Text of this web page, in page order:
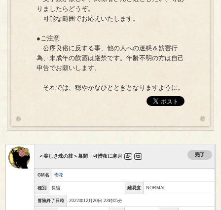
りましたらどうぞ。
可能な範囲でお応えいたします。
●ご注意
公序良俗に反する事、他の人への迷惑＆妨害行
為、未成年の飲酒は厳禁です。年齢不明の方は自己
申告でお願いします。
それでは、穏やかなひとときとなりますように。
＜美しき珠の枝＞幕間 可惜夜に寒月 完了
GM名 壱花
種別 長編 難易度 NORMAL
冒険終了日時 2022年12月20日 22時05分